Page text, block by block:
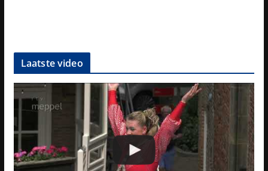
Laatste video